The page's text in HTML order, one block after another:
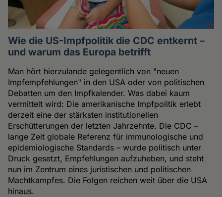
Wie die US-Impfpolitik die CDC entkernt –
und warum das Europa betrifft
Man hört hierzulande gelegentlich von "neuen
Impfempfehlungen" in den USA oder von politischen
Debatten um den Impfkalender. Was dabei kaum
vermittelt wird: Die amerikanische Impfpolitik erlebt
derzeit eine der stärksten institutionellen
Erschütterungen der letzten Jahrzehnte. Die CDC –
lange Zeit globale Referenz für immunologische und
epidemiologische Standards – wurde politisch unter
Druck gesetzt, Empfehlungen aufzuheben, und steht
nun im Zentrum eines juristischen und politischen
Machtkampfes. Die Folgen reichen weit über die USA
hinaus.